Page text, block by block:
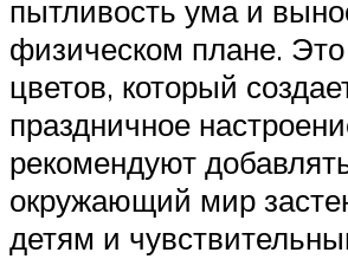
пытливость ума и
физическом плане.
цветов, который
праздничное
рекомендуют
окружающий мир
детям и